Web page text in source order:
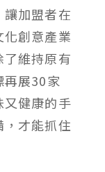
加盟者在
創意產業
維持原有
再展30家
健康的手
才能抓住